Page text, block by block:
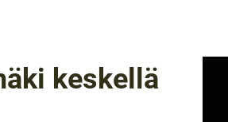
keskellä